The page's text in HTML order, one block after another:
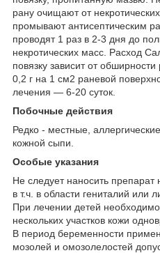
рану очищают от
промывают антисептическим
проводят 1 раз в 2-3 дня до
некротических масс. Расход
повязку зависит от
0,2 г на 1 см2 раневой
лечения — 6-20 суток.
Побочные действия
Редко - местные,
кожной сыпи.
Особые указания
Не следует наносить
в т.ч. в области гениталий или
При лечении детей необходимо
нескольких участков кожи
В период беременности
мозолей и омозолелостей